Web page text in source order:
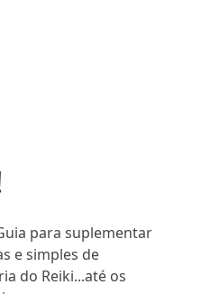
para suplementar
e simples de
do Reiki...até os